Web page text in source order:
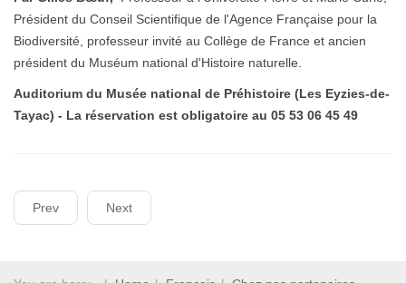
Président du Conseil Scientifique de l'Agence Française pour la
Biodiversité, professeur invité au Collège de France et ancien
président du Muséum national d'Histoire naturelle.
Auditorium du Musée national de Préhistoire (Les Eyzies-de-
Tayac) - La réservation est obligatoire au 05 53 06 45 49
Prev Next